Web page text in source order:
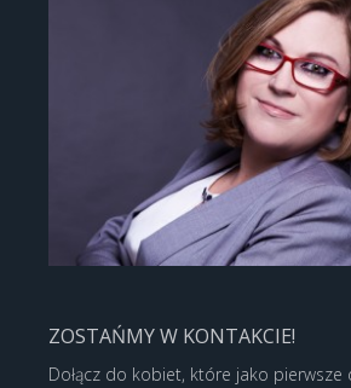
ZOSTAŃMY W KONTAKCIE!
Dołącz do kobiet, które jako pierwsze